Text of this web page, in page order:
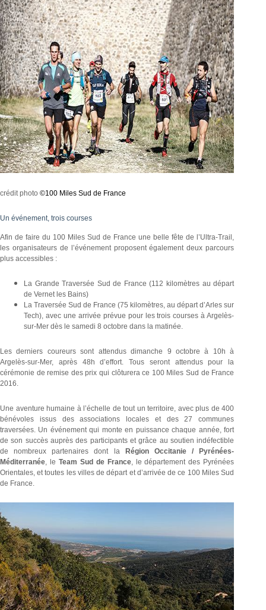
crédit photo ©100 Miles Sud de France
Un événement, trois courses
Afin de faire du 100 Miles Sud de France une belle fête de l’Ultra-Trail,
les organisateurs de l’événement proposent également deux parcours
plus accessibles :
La Grande Traversée Sud de France (112 kilomètres au départ
de Vernet les Bains)
La Traversée Sud de France (75 kilomètres, au départ d’Arles sur
Tech), avec une arrivée prévue pour les trois courses à Argelès-
sur-Mer dès le samedi 8 octobre dans la matinée.
Les derniers coureurs sont attendus dimanche 9 octobre à 10h à
Argelès-sur-Mer, après 48h d’effort. Tous seront attendus pour la
cérémonie de remise des prix qui clôturera ce 100 Miles Sud de France
2016.
Une aventure humaine à l’échelle de tout un territoire, avec plus de 400
bénévoles issus des associations locales et des 27 communes
traversées. Un événement qui monte en puissance chaque année, fort
de son succès auprès des participants et grâce au soutien indéfectible
de nombreux partenaires dont la
Région Occitanie / Pyrénées-
Méditerranée, le Team Sud de France, le département des Pyrénées
Orientales, et toutes les villes de départ et d’arrivée de ce 100 Miles Sud
de France.